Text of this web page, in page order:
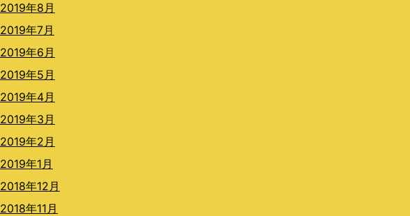
2019年8月
2019年7月
2019年6月
2019年5月
2019年4月
2019年3月
2019年2月
2019年1月
2018年12月
2018年11月